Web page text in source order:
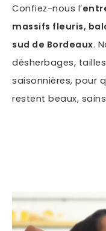
Confiez-nous l’
massifs fleuris,
sud de Bordeaux.
désherbages,
saisonnières, pour
restent beaux,
En soumettant
informations
de ma demande.